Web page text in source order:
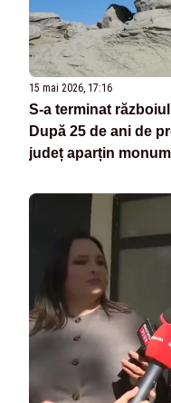
15 mai 2026, 17:16
S-a terminat
După 25 de ani de
județ aparțin